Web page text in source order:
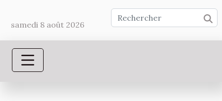
samedi 8 août 2026